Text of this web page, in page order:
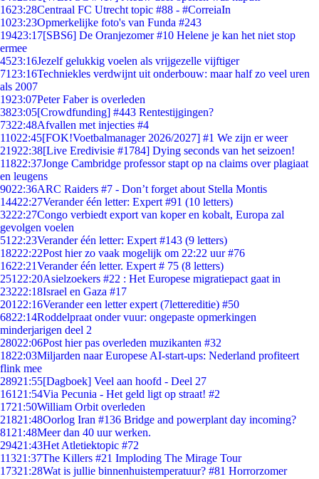
1623:28Centraal FC Utrecht topic #88 - #CorreiaIn
1023:23Opmerkelijke foto's van Funda #243
19423:17[SBS6] De Oranjezomer #10 Helene je kan het niet stop
ermee
4523:16Jezelf gelukkig voelen als vrijgezelle vijftiger
71 23:16Techniekles verdwijnt uit onderbouw: maar half zo veel uren
als 2007
1923:07Peter Faber is overleden
3823:05[Crowdfunding] #443 Rentestijgingen?
7322:48Afvallen met injecties #4
11022:45[FOK!Voetbalmanager 2026/2027] #1 We zijn er weer
21922:38[Live Eredivisie #1784] Dying seconds van het seizoen!
11822:37Jonge Cambridge professor stapt op na claims over plagiaat
en leugens
9022:36ARC Raiders #7 - Don’t forget about Stella Montis
14422:27Verander één letter: Expert #91 (10 letters)
3222:27Congo verbiedt export van koper en kobalt, Europa zal
gevolgen voelen
51 22:23Verander één letter: Expert #143 (9 letters)
18222:22Post hier zo vaak mogelijk om 22:22 uur #76
1622:21Verander één letter. Expert # 75 (8 letters)
251 22:20Asielzoekers #22 : Het Europese migratiepact gaat in
23222:18Israel en Gaza #17
201 22:16Verander een letter expert (7lettereditie) #50
6822:14Roddelpraat onder vuur: ongepaste opmerkingen
minderjarigen deel 2
28022:06Post hier pas overleden muzikanten #32
1822:03Miljarden naar Europese AI-start-ups: Nederland profiteert
flink mee
28921:55[Dagboek] Veel aan hoofd - Deel 27
161 21:54Via Pecunia - Het geld ligt op straat! #2
1721:50William Orbit overleden
21821:48Oorlog Iran #136 Bridge and powerplant day incoming?
81 21:48Meer dan 40 uur werken.
29421:43Het Atletiektopic #72
11321:37The Killers #21 Imploding The Mirage Tour
17321:28Wat is jullie binnenhuistemperatuur? #81 Horrorzomer